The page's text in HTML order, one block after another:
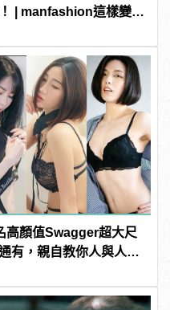
| manfashion這樣變型
高顏值Swagger超大尺
有，親自教你人與人的